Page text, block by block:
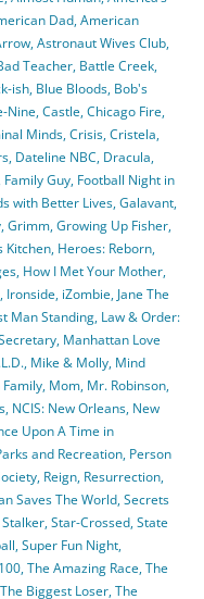
Dad,American
,Astronaut Wives Club,
Teacher, Battle Creek,
ish, Blue Bloods, Bob's
Nine,Castle,Chicago Fire,
Minds,Crisis,Cristela,
, Dateline NBC, Dracula,
Family Guy, Football Night in
with Better Lives,Galavant,
,Grimm,Growing Up Fisher,
Kitchen, Heroes: Reborn,
, How I Met Your Mother,
, Ironside, iZombie,Jane The
Man Standing, Law & Order:
, Manhattan Love
, Mike & Molly, Mind
, Mom, Mr. Robinson,
, NCIS: New Orleans, New
Upon A Time in
and Recreation, Person
, Reign, Resurrection,
Saves The World,Secrets
Stalker,Star-Crossed,State
,Super Fun Night,
,The Amazing Race,The
The Biggest Loser,The